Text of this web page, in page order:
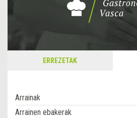
ERREZETAK
Arrainak
Arrainen ebakerak